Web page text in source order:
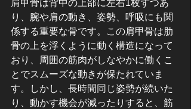
肩甲骨は背中の上部に左右1枚ずつあ
り、腕や肩の動き、姿勢、呼吸にも関
係する重要な骨です。この肩甲骨は肋
骨の上を浮くように動く構造になって
おり、周囲の筋肉がしなやかに働くこ
とでスムーズな動きが保たれていま
す。しかし、長時間同じ姿勢が続いた
り、動かす機会が減ったりすると、筋